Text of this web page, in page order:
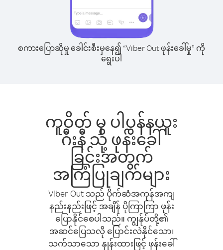
စကားပြောဆိုမှု ခေါင်းစီးမှနေ၍ “Viber Out ဖုန်းခေါ်မှု” ကို
ရွေးပါ
ကူဝိတ် မှ ပါပွန်နယူး
ဂီးနီ သို့ ဖုန်းခေါ်
ခြင်းအတွက်
အကြံပြုချက်များ
Viber Out သည် ပိုက်ဆံအကုန်အကျ
နည်းနည်းဖြင့် အချိန် ပိုကြာကြာ ဖုန်း
ပြောနိုင်စေပါသည်။ ကျွန်ုပ်တို့၏
အဆင်ပြေသလို ပြောင်းလဲနိုင်သော၊
သက်သာသော နှုန်းထားဖြင့် ဖုန်းခေါ်